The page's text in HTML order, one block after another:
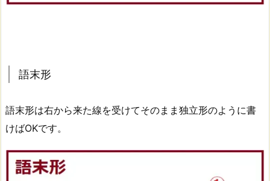
語末形
語末形は右から来た線を受けてそのまま独立形のように書
けばOKです。